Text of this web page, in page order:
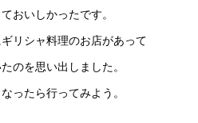
おいしかったです。
リシャ料理のお店があって
のを思い出しました。
ったら行ってみよう。